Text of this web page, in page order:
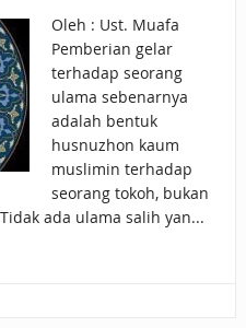
DUNIA!Oleh : Ust. Muafa
Pemberian gelar
terhadap seorang
ulama sebenarnya
adalah bentuk
husnuzhon kaum
muslimin terhadap
seorang tokoh, bukan
ada ulama salih yan...